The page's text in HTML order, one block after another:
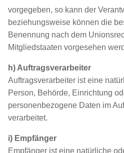
vorgegeben, so kann der
beziehungsweise können die
Benennung nach dem
Mitgliedstaaten vorgesehen
h) Auftragsverarbeiter
Auftragsverarbeiter ist eine
Person, Behörde, Einrichtung
personenbezogene Daten im
verarbeitet.
i) Empfänger
Empfänger ist eine natürliche